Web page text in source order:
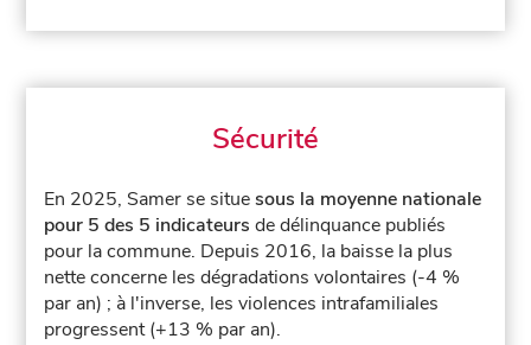
Sécurité
En 2025, Samer se situesous la moyenne nationale
pour 5 des 5 indicateurs de délinquance publiés
pour la commune. Depuis 2016, la baisse la plus
nette concerne les dégradations volontaires (-4 %
par an) ; à l'inverse, les violences intrafamiliales
progressent (+13 % par an).